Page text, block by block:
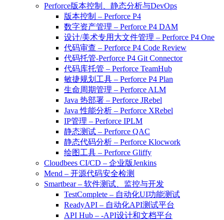
Perforce版本控制、静态分析与DevOps
版本控制 – Perforce P4
数字资产管理 – Perforce P4 DAM
设计/美术专用大文件管理 – Perforce P4 One
代码审查 – Perforce P4 Code Review
代码托管-Perforce P4 Git Connector
代码库托管 – Perforce TeamHub
敏捷规划工具 – Perforce P4 Plan
生命周期管理 – Perforce ALM
Java 热部署 – Perforce JRebel
Java 性能分析 – Perforce XRebel
IP管理 – Perforce IPLM
静态测试 – Perforce QAC
静态代码分析 – Perforce Klocwork
绘图工具 – Perforce Gliffy
Cloudbees CI/CD – 企业版Jenkins
Mend – 开源代码安全检测
Smartbear – 软件测试、监控与开发
TestComplete – 自动化UI功能测试
ReadyAPI – 自动化API测试平台
API Hub – -API设计和文档平台